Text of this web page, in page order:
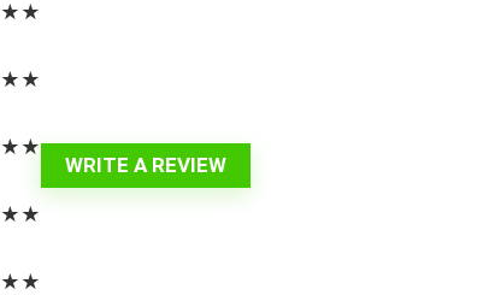
★ ★
★ ★
★ ★
★ ★
★ ★
WRITE A REVIEW